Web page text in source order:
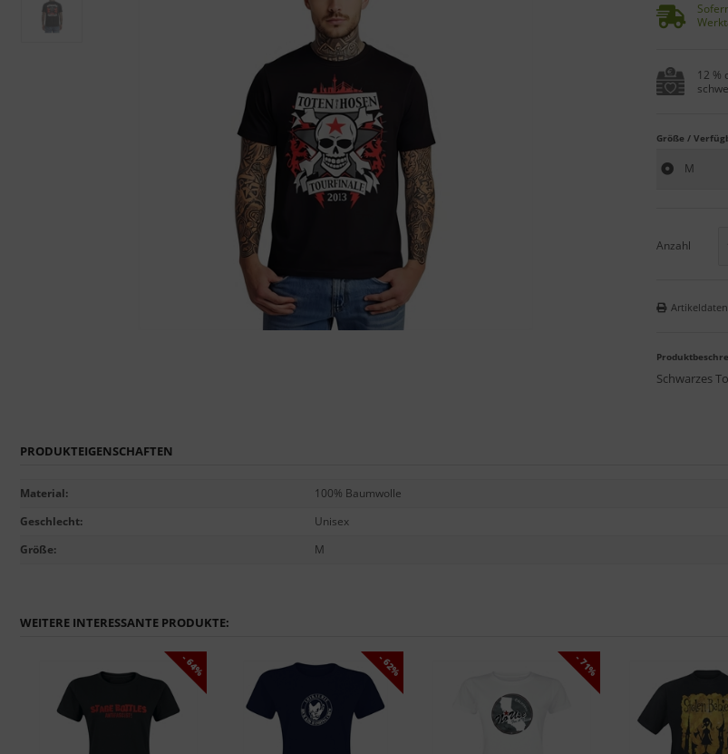
12 %
Größe /
M
Anzahl
Schwarzes
PRODUKTEIGENSCHAFTEN
Material:
100% Baumwolle
Geschlecht:
Unisex
Größe: M
WEITERE INTERESSANTE PRODUKTE:
- 64% - 62% - 71%